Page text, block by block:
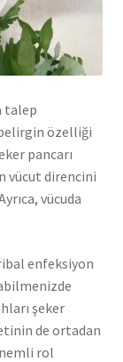
talep
özelliği
pancarı
vücut direncini
vücuda
enfeksiyon
şeker
de ortadan
rol